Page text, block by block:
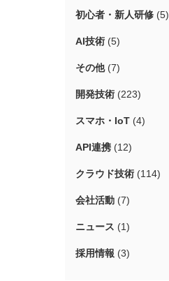
初心者・新人研修 (5)
AI技術 (5)
その他(7)
開発技術 (223)
スマホ・IoT (4)
API連携 (12)
クラウド技術 (114)
会社活動 (7)
ニュース (1)
採用情報 (3)